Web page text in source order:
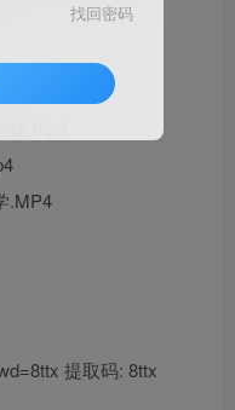
.mp4
.MP4
提取码: 8ttx
找回密码